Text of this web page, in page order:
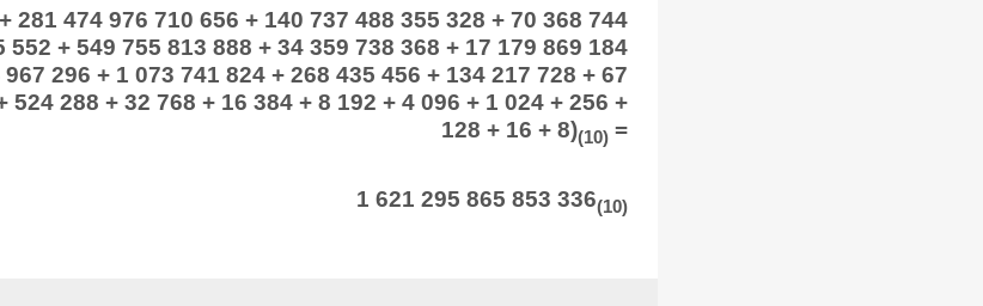
281 474 976 710 656 + 140 737 488 355 328 + 70 368 744
552 + 549 755 813 888 + 34 359 738 368 + 17 179 869 184
296 + 1 073 741 824 + 268 435 456 + 134 217 728 + 67
524 288 + 32 768 + 16 384 + 8 192 + 4 096 + 1 024 + 256 +
128 + 16 + 8)(10) =
1 621 295 865 853 336(10)